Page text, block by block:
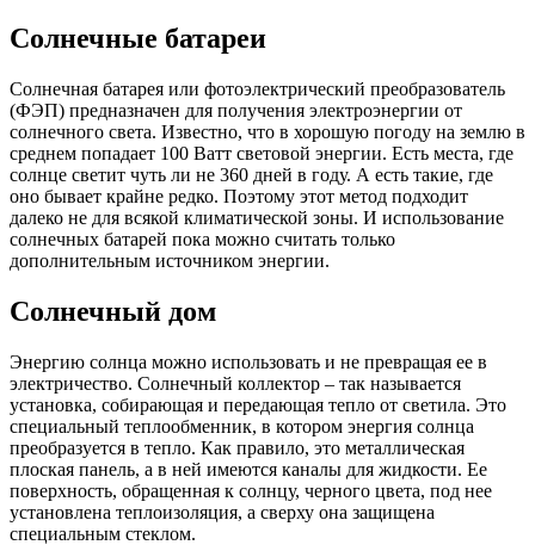
Солнечные батареи
Солнечная батарея или фотоэлектрический преобразователь
(ФЭП) предназначен для получения электроэнергии от
солнечного света. Известно, что в хорошую погоду на землю в
среднем попадает 100 Ватт световой энергии. Есть места, где
солнце светит чуть ли не 360 дней в году. А есть такие, где
оно бывает крайне редко. Поэтому этот метод подходит
далеко не для всякой климатической зоны. И использование
солнечных батарей пока можно считать только
дополнительным источником энергии.
Солнечный дом
Энергию солнца можно использовать и не превращая ее в
электричество. Солнечный коллектор – так называется
установка, собирающая и передающая тепло от светила. Это
специальный теплообменник, в котором энергия солнца
преобразуется в тепло. Как правило, это металлическая
плоская панель, а в ней имеются каналы для жидкости. Ее
поверхность, обращенная к солнцу, черного цвета, под нее
установлена теплоизоляция, а сверху она защищена
специальным стеклом.